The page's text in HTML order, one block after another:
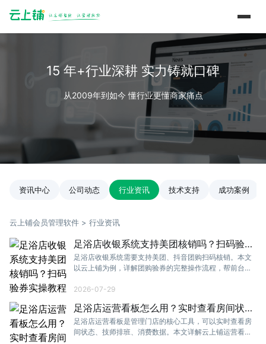
15 年+行业深耕 实力铸就口碑
从2009年到如今 懂行业更懂商家痛点
资讯中心 公司动态 行业资讯 技术支持 成功案例
云上铺会员管理软件 > 行业资讯
足浴店收银系统支持美团核销吗？扫码验券
实操教程
足浴店收银系统需要支持美团、抖音团购扫码核销。本文
以云上铺为例，详解团购验券的完整操作流程，帮前台快
2026-07-29
足浴店运营看板怎么用？实时查看房间状态
和消费数据
足浴店运营看板是管理门店的核心工具，可以实时查看房
间状态、技师排班、消费数据。本文详解云上铺运营看板